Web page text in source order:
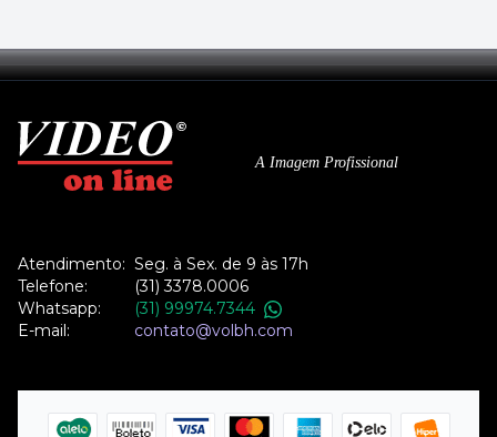
A Imagem Profissional
Atendimento: Seg. à Sex. de 9 às 17h
Telefone:
(31) 3378.0006
Whatsapp:
(31) 99974.7344
E-mail:
contato@volbh.com